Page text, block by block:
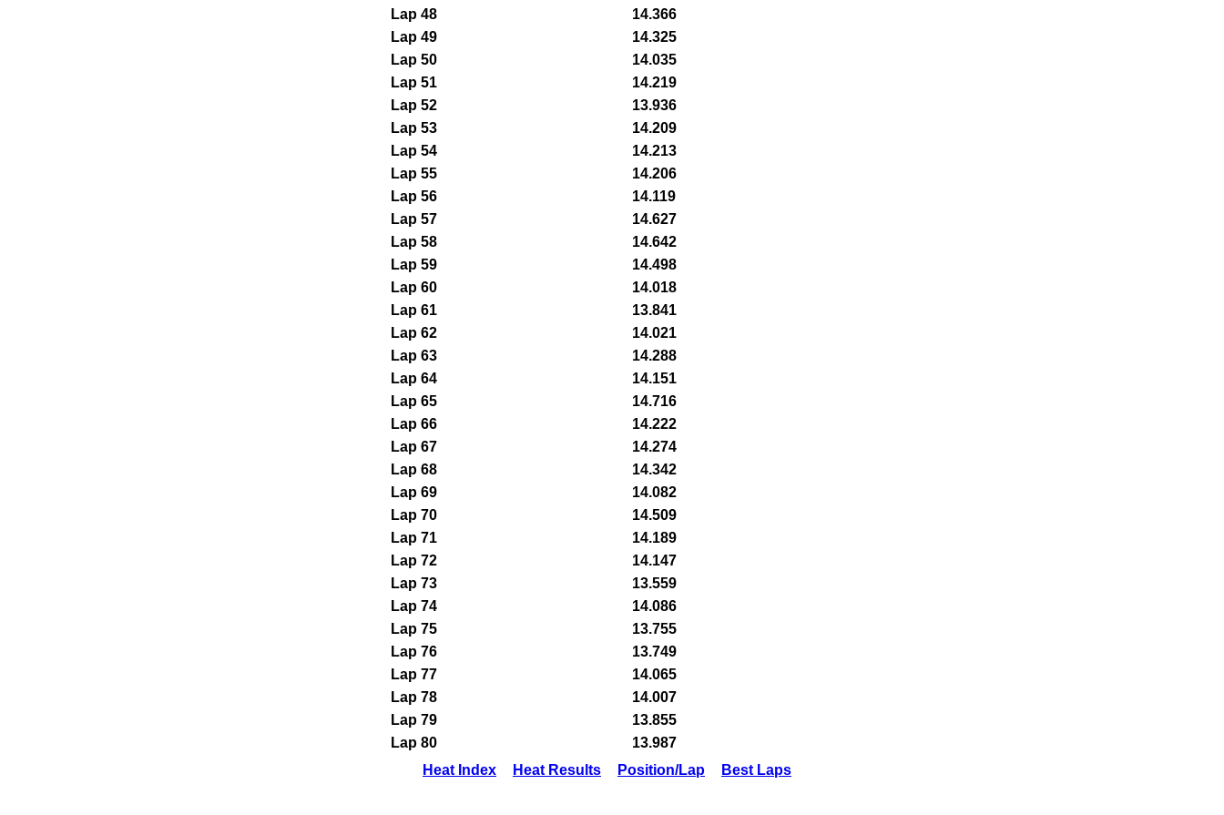
Lap 48
14.366
Lap 49
14.325
Lap 50
14.035
Lap 51
14.219
Lap 52
13.936
Lap 53
14.209
Lap 54
14.213
Lap 55
14.206
Lap 56
14.119
Lap 57
14.627
Lap 58
14.642
Lap 59
14.498
Lap 60
14.018
Lap 61
13.841
Lap 62
14.021
Lap 63
14.288
Lap 64
14.151
Lap 65
14.716
Lap 66
14.222
Lap 67
14.274
Lap 68
14.342
Lap 69
14.082
Lap 70
14.509
Lap 71
14.189
Lap 72
14.147
Lap 73
13.559
Lap 74
14.086
Lap 75
13.755
Lap 76
13.749
Lap 77
14.065
Lap 78
14.007
Lap 79
13.855
Lap 80
13.987
Heat Index
Heat Results Position/Lap Best Laps